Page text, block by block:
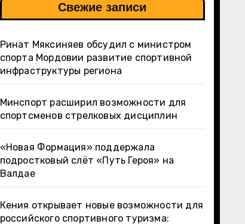
Свежие записи
Ринат Мяксиняев обсудил с министром
спорта Мордовии развитие спортивной
инфраструктуры региона
Минспорт расширил возможности для
спортсменов стрелковых дисциплин
«Новая Формация» поддержала
подростковый слёт «Путь Героя» на
Валдае
Кения открывает новые возможности для
российского спортивного туризма: